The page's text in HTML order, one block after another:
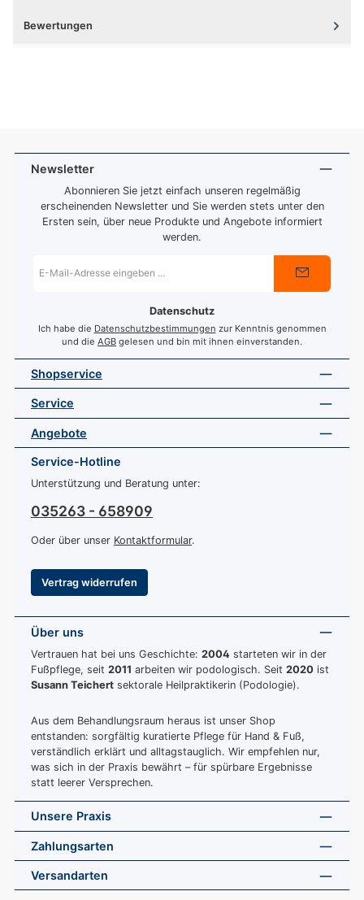
Bewertungen
Newsletter
Abonnieren Sie jetzt einfach unseren regelmäßig
erscheinenden Newsletter und Sie werden stets unter den
Ersten sein, über neue Produkte und Angebote informiert
werden.
Mail-
Datenschutz
Ich habe die Datenschutzbestimmungen zur Kenntnis genommen
und die AGB gelesen und bin mit ihnen einverstanden.
Shopservice
Service
Angebote
Service-Hotline
Unterstützung und Beratung unter:
035263 - 658909
Oder über unser Kontaktformular.
Vertrag widerrufen
Über uns
Vertrauen hat bei uns Geschichte: 2004 starteten wir in der
Fußpflege, seit 2011 arbeiten wir podologisch. Seit 2020 ist
Susann Teichert sektorale Heilpraktikerin (Podologie).
Aus dem Behandlungsraum heraus ist unser Shop
entstanden: sorgfältig kuratierte Pflege für Hand & Fuß,
verständlich erklärt und alltagstauglich. Wir empfehlen nur,
was sich in der Praxis bewährt – für spürbare Ergebnisse
statt leerer Versprechen.
Unsere Praxis
Zahlungsarten
Versandarten